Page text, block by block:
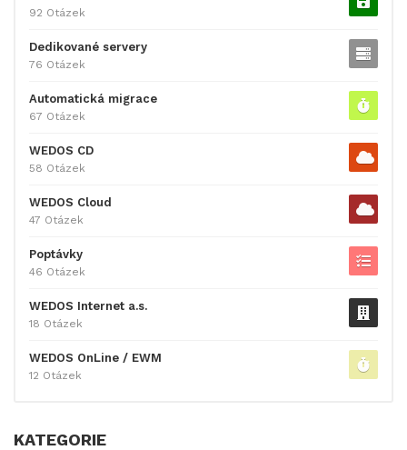
92 Otázek
Dedikované servery
76 Otázek
Automatická migrace
67 Otázek
WEDOS CD
58 Otázek
WEDOS Cloud
47 Otázek
Poptávky
46 Otázek
WEDOS Internet a.s.
18 Otázek
WEDOS OnLine / EWM
12 Otázek
KATEGORIE